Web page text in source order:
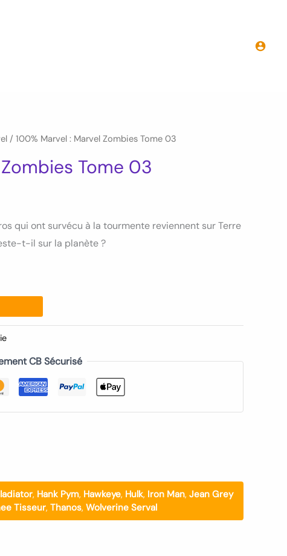
/ 100% Marvel : Marvel Zombies Tome 03
Tome 03
qui ont survécu à la tourmente reviennent sur Terre
t-il sur la planète ?
CB Sécurisé
, Hank Pym, Hawkeye, Hulk, Iron Man, Jean Grey
Tisseur, Thanos, Wolverine Serval